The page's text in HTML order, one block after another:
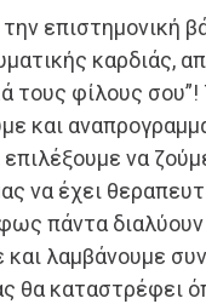
επιστημονική
καρδιάς,
τους φίλους
και
να
να έχει
πάντα
λαμβάνουμε
θα καταστρέφει